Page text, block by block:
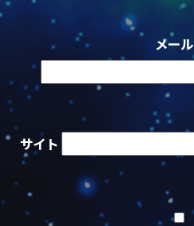
メール
サイト